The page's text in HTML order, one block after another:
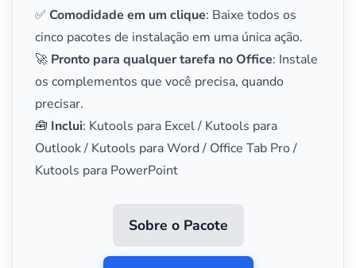
✅ Comodidade em um clique: Baixe todos os
cinco pacotes de instalação em uma única ação.
🚀 Pronto para qualquer tarefa no Office: Instale
os complementos que você precisa, quando
precisar.
🧰 Inclui: Kutools para Excel / Kutools para
Outlook / Kutools para Word / Office Tab Pro /
Kutools para PowerPoint
Sobre o Pacote